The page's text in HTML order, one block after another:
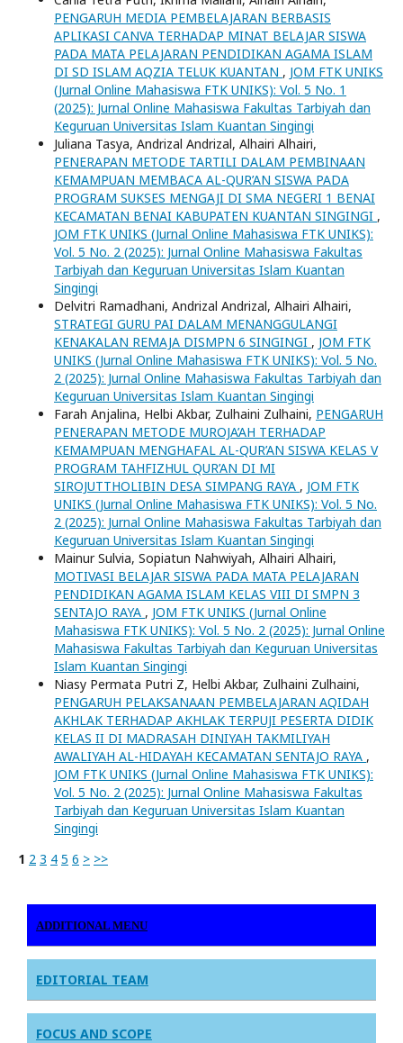
PENGARUH MEDIA PEMBELAJARAN BERBASIS
APLIKASI CANVA TERHADAP MINAT BELAJAR SISWA
PADA MATA PELAJARAN PENDIDIKAN AGAMA ISLAM
DI SD ISLAM AQZIA TELUK KUANTAN , JOM FTK UNIKS
(Jurnal Online Mahasiswa FTK UNIKS): Vol. 5 No. 1
(2025): Jurnal Online Mahasiswa Fakultas Tarbiyah dan
Keguruan Universitas Islam Kuantan Singingi
Juliana Tasya, Andrizal Andrizal, Alhairi Alhairi,
PENERAPAN METODE TARTILI DALAM PEMBINAAN
KEMAMPUAN MEMBACA AL-QUR’AN SISWA PADA
PROGRAM SUKSES MENGAJI DI SMA NEGERI 1 BENAI
KECAMATAN BENAI KABUPATEN KUANTAN SINGINGI ,
JOM FTK UNIKS (Jurnal Online Mahasiswa FTK UNIKS):
Vol. 5 No. 2 (2025): Jurnal Online Mahasiswa Fakultas
Tarbiyah dan Keguruan Universitas Islam Kuantan
Singingi
Delvitri Ramadhani, Andrizal Andrizal, Alhairi Alhairi,
STRATEGI GURU PAI DALAM MENANGGULANGI
KENAKALAN REMAJA DISMPN 6 SINGINGI , JOM FTK
UNIKS (Jurnal Online Mahasiswa FTK UNIKS): Vol. 5 No.
2 (2025): Jurnal Online Mahasiswa Fakultas Tarbiyah dan
Keguruan Universitas Islam Kuantan Singingi
Farah Anjalina, Helbi Akbar, Zulhaini Zulhaini, PENGARUH
PENERAPAN METODE MUROJA’AH TERHADAP
KEMAMPUAN MENGHAFAL AL-QUR’AN SISWA KELAS V
PROGRAM TAHFIZHUL QUR’AN DI MI
SIROJUTTHOLIBIN DESA SIMPANG RAYA , JOM FTK
UNIKS (Jurnal Online Mahasiswa FTK UNIKS): Vol. 5 No.
2 (2025): Jurnal Online Mahasiswa Fakultas Tarbiyah dan
Keguruan Universitas Islam Kuantan Singingi
Mainur Sulvia, Sopiatun Nahwiyah, Alhairi Alhairi,
MOTIVASI BELAJAR SISWA PADA MATA PELAJARAN
PENDIDIKAN AGAMA ISLAM KELAS VIII DI SMPN 3
SENTAJO RAYA , JOM FTK UNIKS (Jurnal Online
Mahasiswa FTK UNIKS): Vol. 5 No. 2 (2025): Jurnal Online
Mahasiswa Fakultas Tarbiyah dan Keguruan Universitas
Islam Kuantan Singingi
Niasy Permata Putri Z, Helbi Akbar, Zulhaini Zulhaini,
PENGARUH PELAKSANAAN PEMBELAJARAN AQIDAH
AKHLAK TERHADAP AKHLAK TERPUJI PESERTA DIDIK
KELAS II DI MADRASAH DINIYAH TAKMILIYAH
AWALIYAH AL-HIDAYAH KECAMATAN SENTAJO RAYA ,
JOM FTK UNIKS (Jurnal Online Mahasiswa FTK UNIKS):
Vol. 5 No. 2 (2025): Jurnal Online Mahasiswa Fakultas
Tarbiyah dan Keguruan Universitas Islam Kuantan
Singingi
1 2 3 4 5 6 > >>
ADDITIONAL MENU
EDITORIAL TEAM
FOCUS AND SCOPE